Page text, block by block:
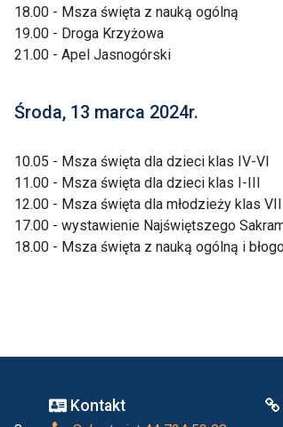
18.00 - Msza święta z nauką ogólną
19.00 - Droga Krzyżowa
21.00 - Apel Jasnogórski
Środa, 13 marca 2024r.
10.05 - Msza święta dla dzieci klas IV-VI
11.00 - Msza święta dla dzieci klas I-III
12.00 - Msza święta dla młodzieży klas
17.00 - wystawienie Najświętszego
18.00 - Msza święta z nauką ogólną i
Kontakt